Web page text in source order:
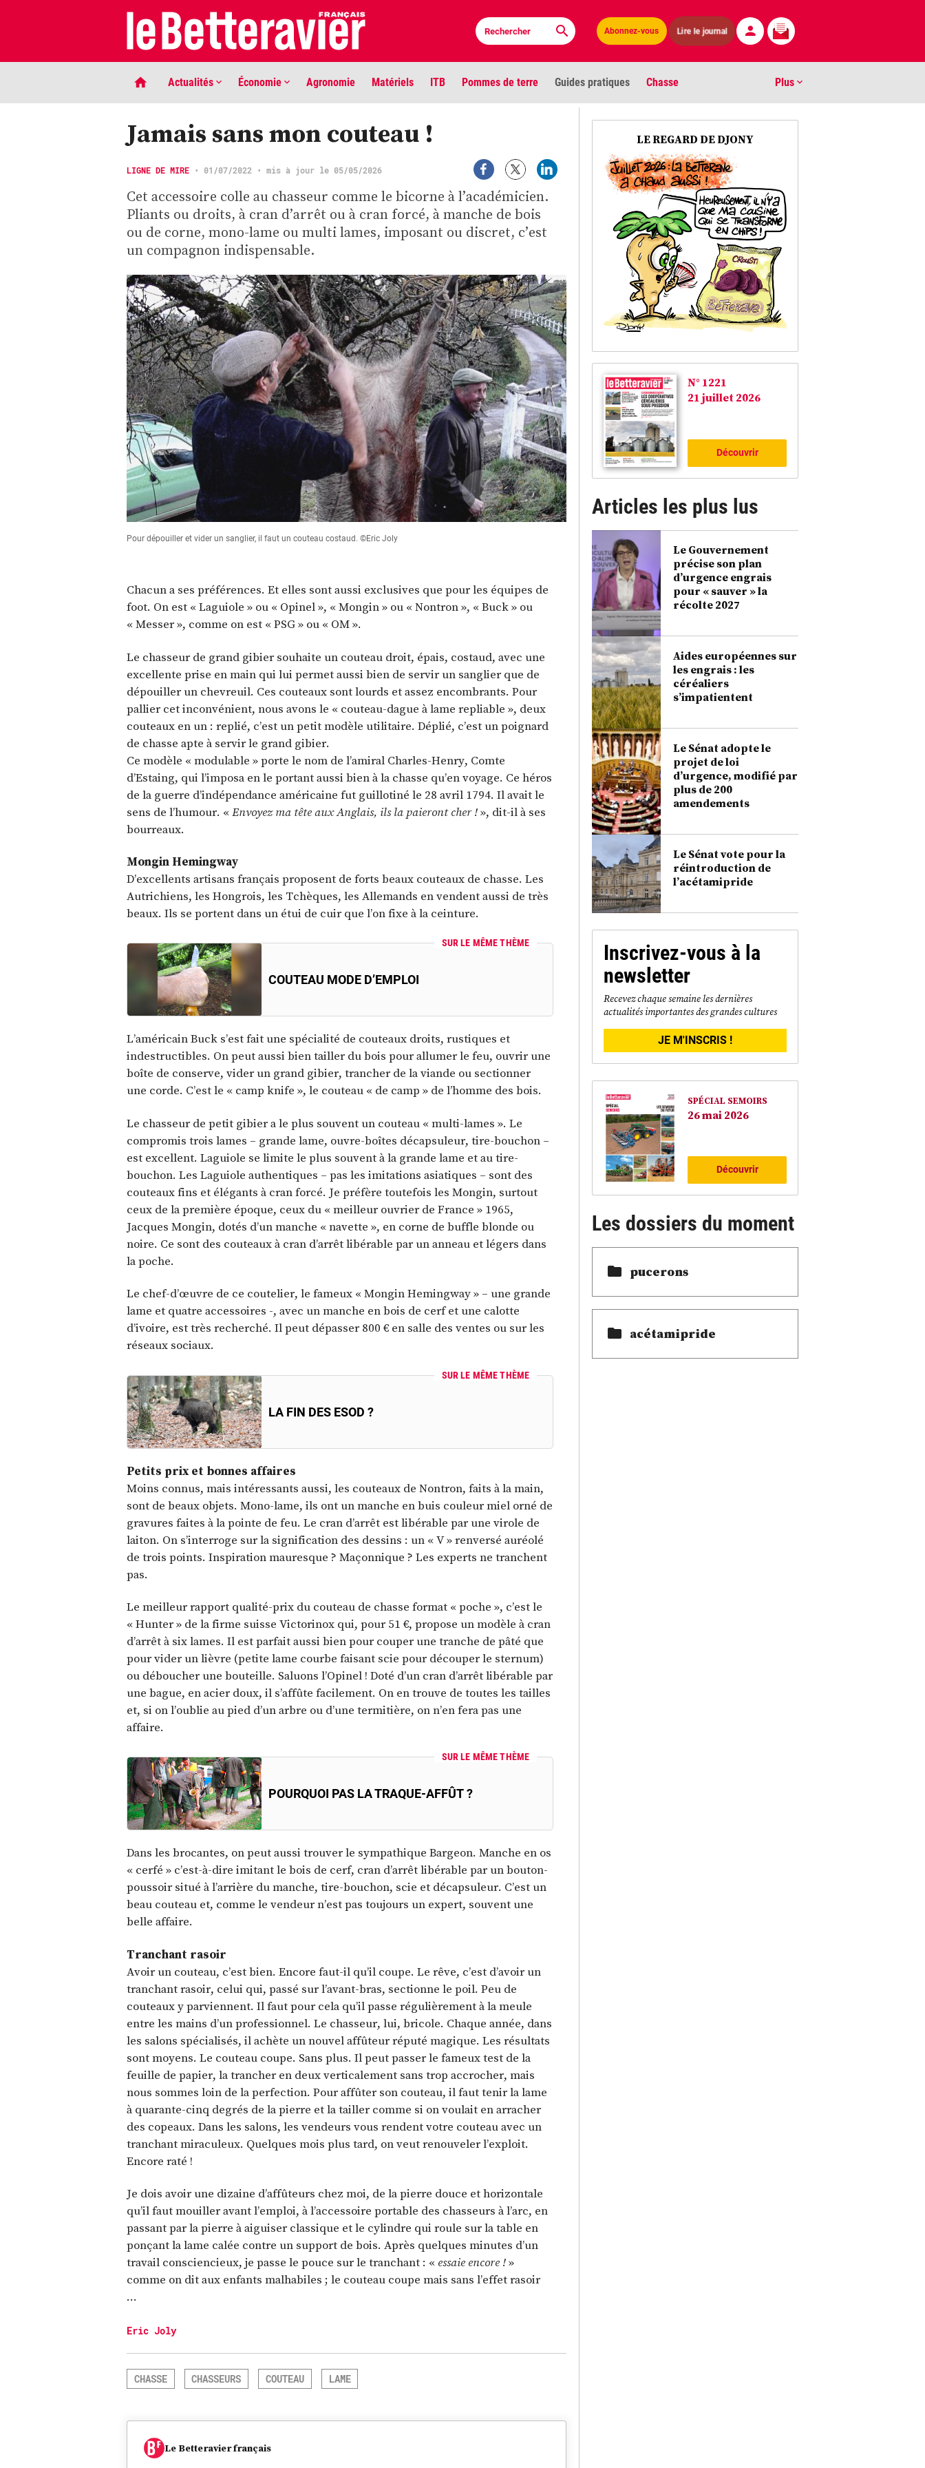
Abonnez-vous Lire le journal
Actualités Économie Agronomie Matériels ITB Pommes de terre Guides pratiques Chasse Plus
LIGNE DE MIRE
PLUS
Anciens numéros
Biocarburants
Environnement
Vidéos
Contact
Jamais sans mon couteau !
LIGNE DE MIRE • 01/07/2022 • mis à jour le 05/05/2026
Cet accessoire colle au chasseur comme le bicorne à l’académicien.
Pliants ou droits, à cran d’arrêt ou à cran forcé, à manche de bois
ou de corne, mono-lame ou multi lames, imposant ou discret, c’est
un compagnon indispensable.
Pour dépouiller et vider un sanglier, il faut un couteau costaud. ©Eric Joly
De gauche à droite : un Bargeon avec son manche en os « cerfé », un Laguiole à manche
Hunter de Victorinox ©Eric Joly
Chacun a ses préférences. Et elles sont aussi exclusives que pour les équipes de
foot. On est « Laguiole » ou « Opinel », « Mongin » ou « Nontron », « Buck » ou
« Messer », comme on est « PSG » ou « OM ».
Le chasseur de grand gibier souhaite un couteau droit, épais, costaud, avec une
excellente prise en main qui lui permet aussi bien de servir un sanglier que de
dépouiller un chevreuil. Ces couteaux sont lourds et assez encombrants. Pour
pallier cet inconvénient, nous avons le « couteau-dague à lame repliable », deux
couteaux en un : replié, c’est un petit modèle utilitaire. Déplié, c’est un poignard
de chasse apte à servir le grand gibier.
Ce modèle « modulable » porte le nom de l’amiral Charles-Henry, Comte
d’Estaing, qui l’imposa en le portant aussi bien à la chasse qu’en voyage. Ce héros
de la guerre d’indépendance américaine fut guillotiné le 28 avril 1794. Il avait le
sens de l’humour. «Envoyez ma tête aux Anglais, ils la paieront cher !», dit-il à ses
bourreaux.
Mongin Hemingway
D’excellents artisans français proposent de forts beaux couteaux de chasse. Les
Autrichiens, les Hongrois, les Tchèques, les Allemands en vendent aussi de très
beaux. Ils se portent dans un étui de cuir que l’on fixe à la ceinture.
SUR LE MÊME THÈME
COUTEAU MODE D’EMPLOI
L’américain Buck s’est fait une spécialité de couteaux droits, rustiques et
indestructibles. On peut aussi bien tailler du bois pour allumer le feu, ouvrir une
boîte de conserve, vider un grand gibier, trancher de la viande ou sectionner
une corde. C’est le « camp knife », le couteau « de camp » de l’homme des bois.
Le chasseur de petit gibier a le plus souvent un couteau « multi-lames ». Le
compromis trois lames – grande lame, ouvre-boîtes décapsuleur, tire-bouchon –
est excellent. Laguiole se limite le plus souvent à la grande lame et au tire-
bouchon. Les Laguiole authentiques – pas les imitations asiatiques – sont des
couteaux fins et élégants à cran forcé. Je préfère toutefois les Mongin, surtout
ceux de la première époque, ceux du « meilleur ouvrier de France » 1965,
Jacques Mongin, dotés d’un manche « navette », en corne de buffle blonde ou
noire. Ce sont des couteaux à cran d’arrêt libérable par un anneau et légers dans
la poche.
Le chef-d’œuvre de ce coutelier, le fameux « Mongin Hemingway » – une grande
lame et quatre accessoires -, avec un manche en bois de cerf et une calotte
d’ivoire, est très recherché. Il peut dépasser 800 € en salle des ventes ou sur les
réseaux sociaux.
SUR LE MÊME THÈME
LA FIN DES ESOD ?
Petits prix et bonnes affaires
Moins connus, mais intéressants aussi, les couteaux de Nontron, faits à la main,
sont de beaux objets. Mono-lame, ils ont un manche en buis couleur miel orné de
gravures faites à la pointe de feu. Le cran d’arrêt est libérable par une virole de
laiton. On s’interroge sur la signification des dessins : un « V » renversé auréolé
de trois points. Inspiration mauresque ? Maçonnique ? Les experts ne tranchent
pas.
Le meilleur rapport qualité-prix du couteau de chasse format « poche », c’est le
« Hunter » de la firme suisse Victorinox qui, pour 51 €, propose un modèle à cran
d’arrêt à six lames. Il est parfait aussi bien pour couper une tranche de pâté que
pour vider un lièvre (petite lame courbe faisant scie pour découper le sternum)
ou déboucher une bouteille. Saluons l’Opinel ! Doté d’un cran d’arrêt libérable par
une bague, en acier doux, il s’affûte facilement. On en trouve de toutes les tailles
et, si on l’oublie au pied d’un arbre ou d’une termitière, on n’en fera pas une
affaire.
SUR LE MÊME THÈME
POURQUOI PAS LA TRAQUE-AFFÛT ?
Dans les brocantes, on peut aussi trouver le sympathique Bargeon. Manche en os
« cerfé » c’est-à-dire imitant le bois de cerf, cran d’arrêt libérable par un bouton-
poussoir situé à l’arrière du manche, tire-bouchon, scie et décapsuleur. C’est un
beau couteau et, comme le vendeur n’est pas toujours un expert, souvent une
belle affaire.
Tranchant rasoir
Avoir un couteau, c’est bien. Encore faut-il qu’il coupe. Le rêve, c’est d’avoir un
tranchant rasoir, celui qui, passé sur l’avant-bras, sectionne le poil. Peu de
couteaux y parviennent. Il faut pour cela qu’il passe régulièrement à la meule
entre les mains d’un professionnel. Le chasseur, lui, bricole. Chaque année, dans
les salons spécialisés, il achète un nouvel affûteur réputé magique. Les résultats
sont moyens. Le couteau coupe. Sans plus. Il peut passer le fameux test de la
feuille de papier, la trancher en deux verticalement sans trop accrocher, mais
nous sommes loin de la perfection. Pour affûter son couteau, il faut tenir la lame
à quarante-cinq degrés de la pierre et la tailler comme si on voulait en arracher
des copeaux. Dans les salons, les vendeurs vous rendent votre couteau avec un
tranchant miraculeux. Quelques mois plus tard, on veut renouveler l’exploit.
Encore raté !
Je dois avoir une dizaine d’affûteurs chez moi, de la pierre douce et horizontale
qu’il faut mouiller avant l’emploi, à l’accessoire portable des chasseurs à l’arc, en
passant par la pierre à aiguiser classique et le cylindre qui roule sur la table en
ponçant la lame calée contre un support de bois. Après quelques minutes d’un
travail consciencieux, je passe le pouce sur le tranchant : « essaie encore !»
comme on dit aux enfants malhabiles ; le couteau coupe mais sans l’effet rasoir
…
Eric Joly
CHASSE CHASSEURS COUTEAU LAME
Le Betteravier français
LE REGARD DE DJONY
N° 1221
21 juillet 2026
Découvrir
Articles les plus lus
Le Gouvernement
précise son plan
d’urgence engrais
pour « sauver » la
récolte 2027
Aides européennes sur
les engrais : les
céréaliers
s’impatientent
Le Sénat adopte le
projet de loi
d’urgence, modifié par
plus de 200
amendements
Le Sénat vote pour la
réintroduction de
l’acétamipride
Inscrivez-vous à la
newsletter
Recevez chaque semaine les dernières
actualités importantes des grandes cultures
JE M'INSCRIS !
SPÉCIAL SEMOIRS
26 mai 2026
Découvrir
Les dossiers du moment
pucerons
acétamipride